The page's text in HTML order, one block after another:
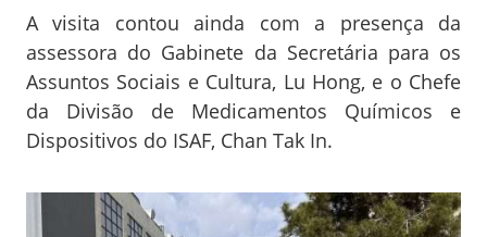
A visita contou ainda com a presença da
assessora do Gabinete da Secretária para os
Assuntos Sociais e Cultura, Lu Hong, e o Chefe
da Divisão de Medicamentos Químicos e
Dispositivos do ISAF, Chan Tak In.